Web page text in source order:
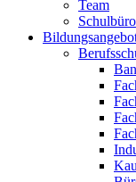
Team
Schulbüro